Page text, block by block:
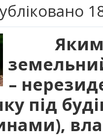
–
під